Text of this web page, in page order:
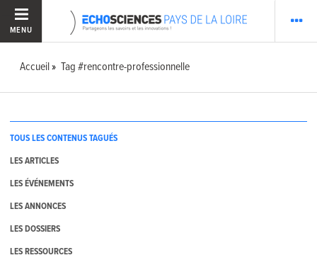
MENU
Accueil Tag #rencontre-professionnelle
TOUS LES CONTENUS TAGUÉS
LES ARTICLES
LES ÉVÉNEMENTS
LES ANNONCES
LES DOSSIERS
LES RESSOURCES